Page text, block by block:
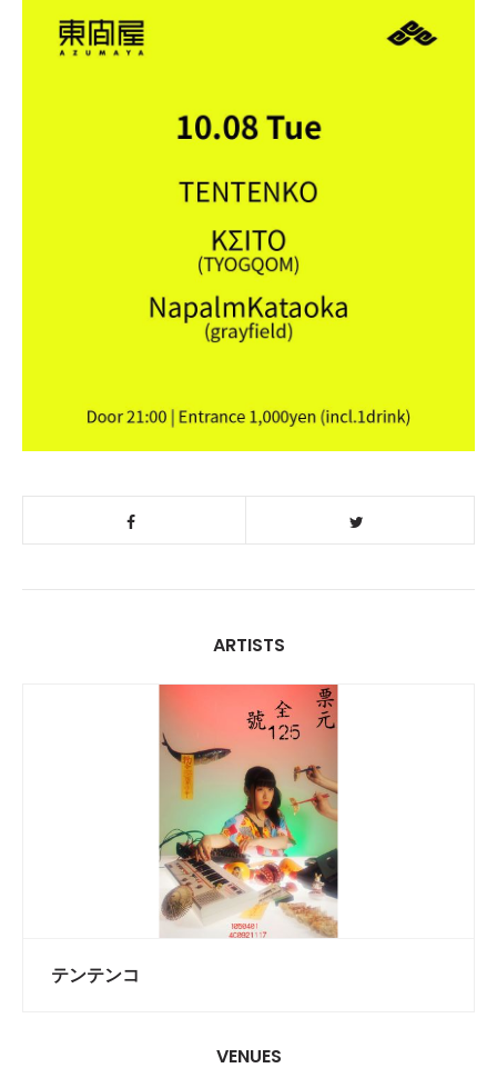
ARTISTS
テンテンコ
VENUES